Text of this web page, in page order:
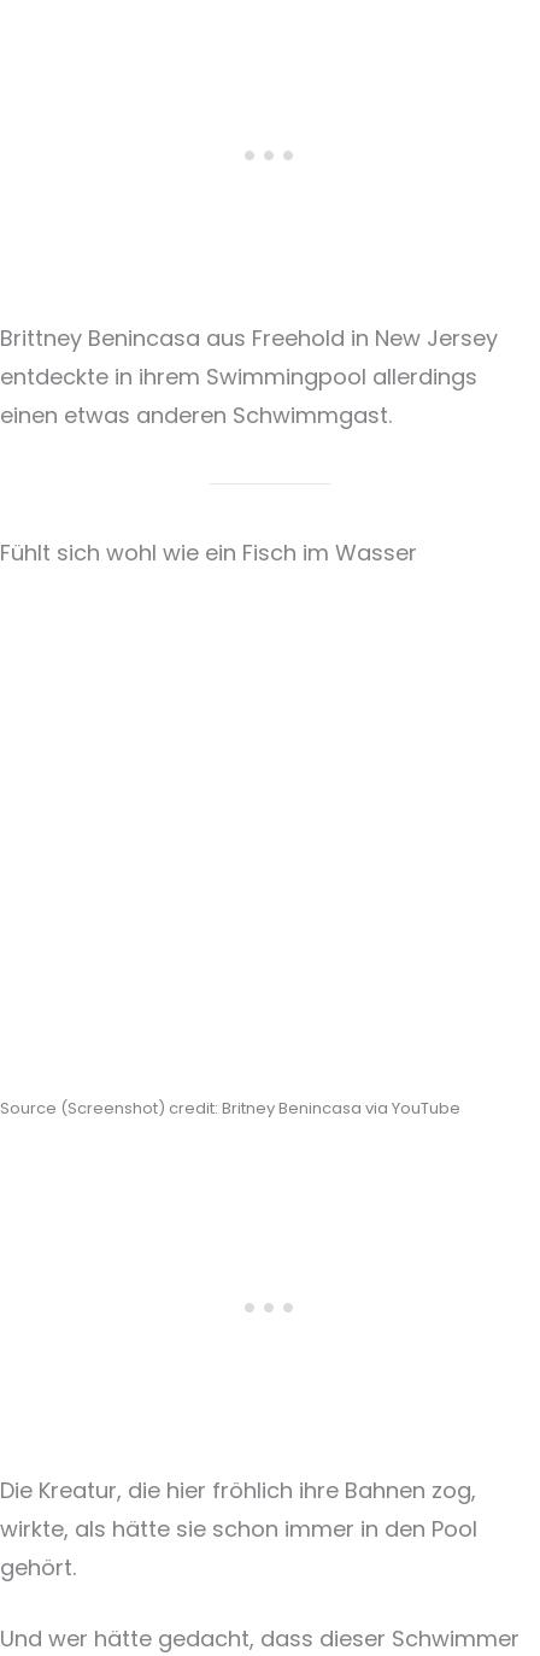
Brittney Benincasa aus Freehold in New Jersey
entdeckte in ihrem Swimmingpool allerdings
einen etwas anderen Schwimmgast.
Fühlt sich wohl wie ein Fisch im Wasser
Source (Screenshot) credit: Britney Benincasa via YouTube
Die Kreatur, die hier fröhlich ihre Bahnen zog,
wirkte, als hätte sie schon immer in den Pool
gehört.
Und wer hätte gedacht, dass dieser Schwimmer